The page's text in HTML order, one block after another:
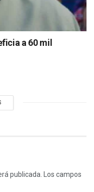
a 60 mil
publicada.
Los campos